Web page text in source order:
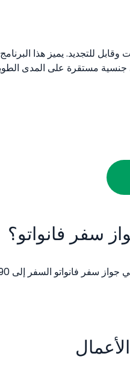
عبر الاستثمار دائمة ويمكن توريثها للأجيال القادمة. كما أن جواز
جنسية مستقرة على المدى
سفر فانواتو؟